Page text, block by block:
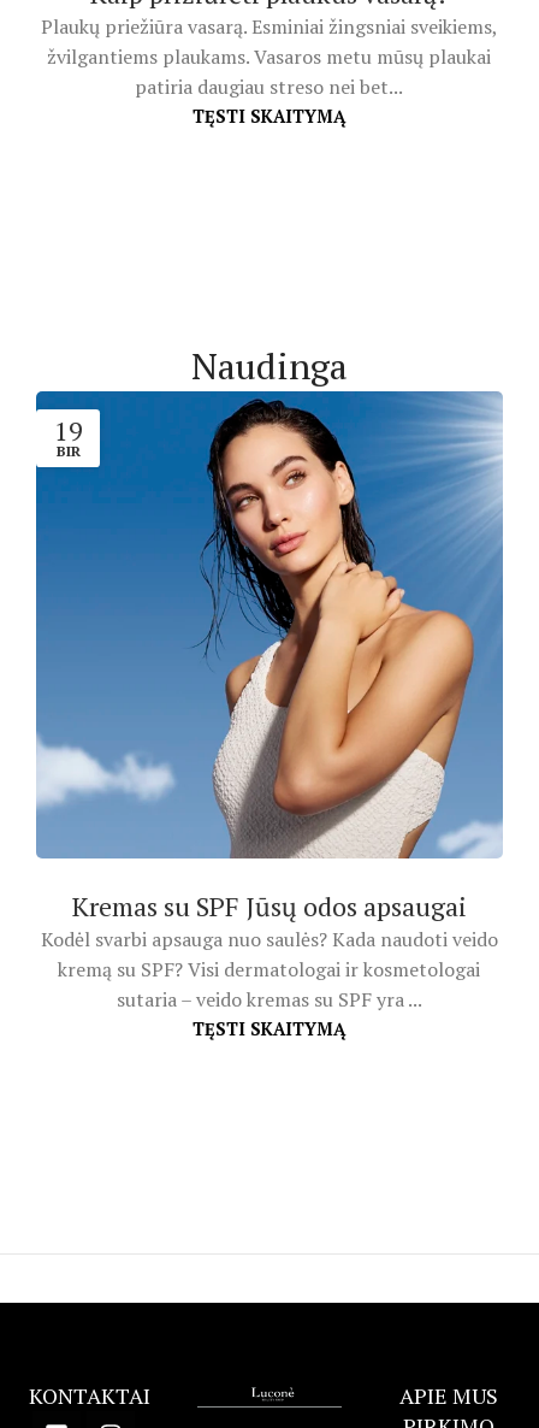
Plaukų priežiūra vasarą. Esminiai žingsniai sveikiems,
žvilgantiems plaukams. Vasaros metu mūsų plaukai
patiria daugiau streso nei bet...
TĘSTI SKAITYMĄ
Naudinga
19
BIR
Kremas su SPF Jūsų odos apsaugai
Kodėl svarbi apsauga nuo saulės? Kada naudoti veido
kremą su SPF? Visi dermatologai ir kosmetologai
sutaria – veido kremas su SPF yra ...
TĘSTI SKAITYMĄ
KONTAKTAI
APIE MUS